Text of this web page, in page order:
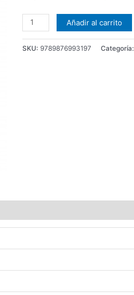
Añadir al carrito
SKU: 9789876993197 Categoría: